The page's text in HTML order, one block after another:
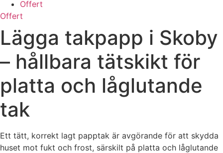
Offert
Offert
Lägga takpapp i Skoby
– hållbara tätskikt för
platta och låglutande
tak
Ett tätt, korrekt lagt papptak är avgörande för att skydda
huset mot fukt och frost, särskilt på platta och låglutande